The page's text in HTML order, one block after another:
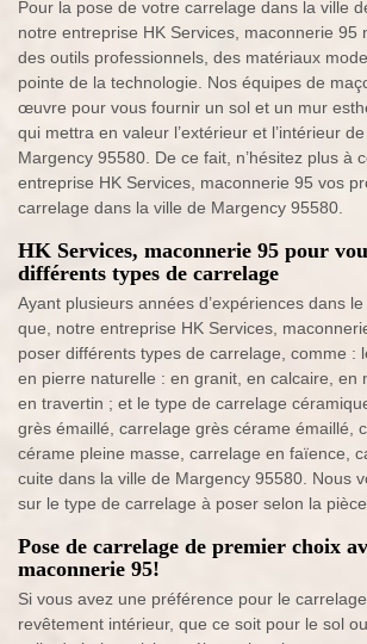
Pour la pose de votre carrelage dans la ville
notre entreprise HK Services, maconnerie 95
des outils professionnels, des matériaux
pointe de la technologie. Nos équipes de
œuvre pour vous fournir un sol et un mur
qui mettra en valeur l’extérieur et l’intérieur
Margency 95580. De ce fait, n’hésitez plus à
entreprise HK Services, maconnerie 95 vos
carrelage dans la ville de Margency 95580.
HK Services, maconnerie 95 pour
différents types de carrelage
Ayant plusieurs années d’expériences dans
que, notre entreprise HK Services,
poser différents types de carrelage, comme :
en pierre naturelle : en granit, en calcaire, en
en travertin ; et le type de carrelage
grès émaillé, carrelage grès cérame émaillé,
cérame pleine masse, carrelage en faïence,
cuite dans la ville de Margency 95580. Nous
sur le type de carrelage à poser selon la
Pose de carrelage de premier choix
maconnerie 95!
Si vous avez une préférence pour le
revêtement intérieur, que ce soit pour le sol